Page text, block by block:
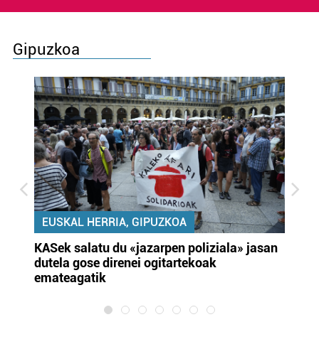
Gipuzkoa
EUSKAL HERRIA, GIPUZKOA
KASek salatu du «jazarpen poliziala» jasan
dutela gose direnei ogitartekoak
emateagatik